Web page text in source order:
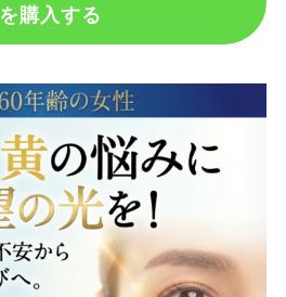
を購入する